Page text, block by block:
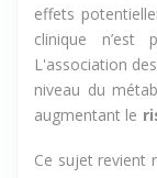
duchanvre,
effets
clinique n’est
L'association
niveau du